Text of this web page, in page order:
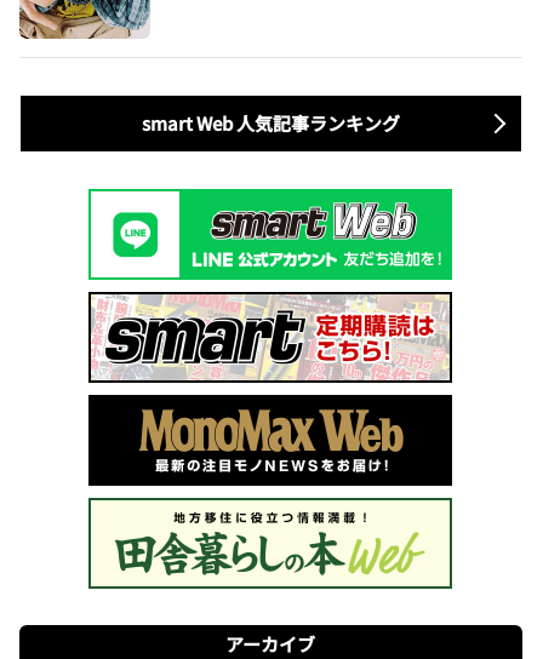
smart Web 人気記事ランキング
アーカイブ